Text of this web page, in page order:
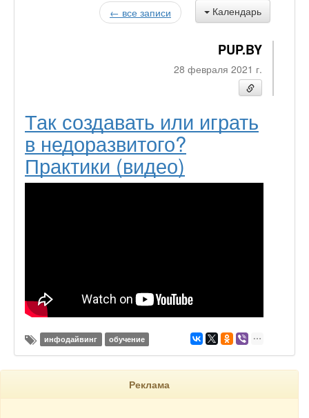
Календарь
← все записи
PUP.BY
28 февраля 2021 г.
Так создавать или играть
в недоразвитого?
Практики (видео)
инфодайвинг обучение
Реклама